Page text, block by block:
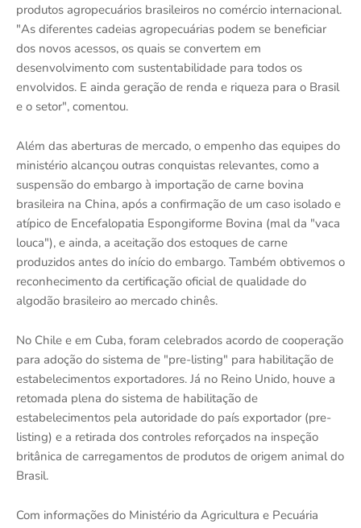
produtos agropecuários brasileiros no comércio internacional.
"As diferentes cadeias agropecuárias podem se beneficiar
dos novos acessos, os quais se convertem em
desenvolvimento com sustentabilidade para todos os
envolvidos. E ainda geração de renda e riqueza para o Brasil
e o setor", comentou.
Além das aberturas de mercado, o empenho das equipes do
ministério alcançou outras conquistas relevantes, como a
suspensão do embargo à importação de carne bovina
brasileira na China, após a confirmação de um caso isolado e
atípico de Encefalopatia Espongiforme Bovina (mal da "vaca
louca"), e ainda, a aceitação dos estoques de carne
produzidos antes do início do embargo. Também obtivemos o
reconhecimento da certificação oficial de qualidade do
algodão brasileiro ao mercado chinês.
No Chile e em Cuba, foram celebrados acordo de cooperação
para adoção do sistema de "pre-listing" para habilitação de
estabelecimentos exportadores. Já no Reino Unido, houve a
retomada plena do sistema de habilitação de
estabelecimentos pela autoridade do país exportador (pre-
listing) e a retirada dos controles reforçados na inspeção
britânica de carregamentos de produtos de origem animal do
Brasil.
Com informações do Ministério da Agricultura e Pecuária